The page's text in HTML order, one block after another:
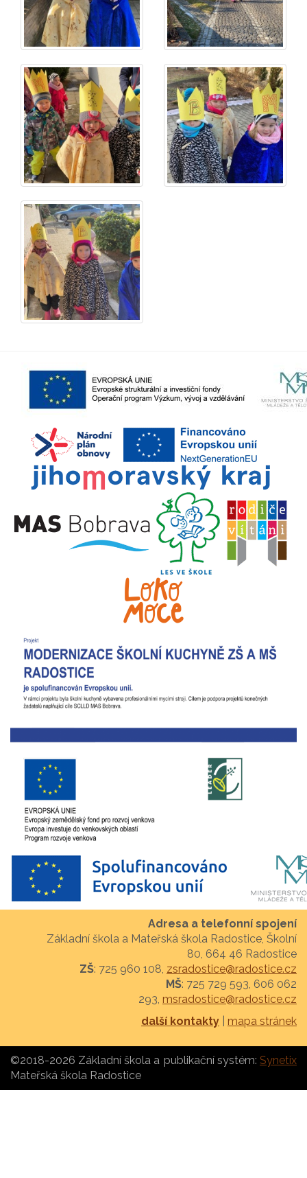
Adresa a telefonní spojení
Základní škola a Mateřská škola Radostice, Školní
80, 664 46 Radostice
ZŠ: 725 960 108, zsradostice@radostice.cz
MŠ: 725 729 593, 606 062
293, msradostice@radostice.cz
další kontakty
mapa stránek
publikační systém: Synetix
©2018-2026 Základní škola a
Mateřská škola Radostice